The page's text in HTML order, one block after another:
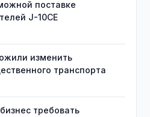
поставке
J-10CE
изменить
транспорта
требовать